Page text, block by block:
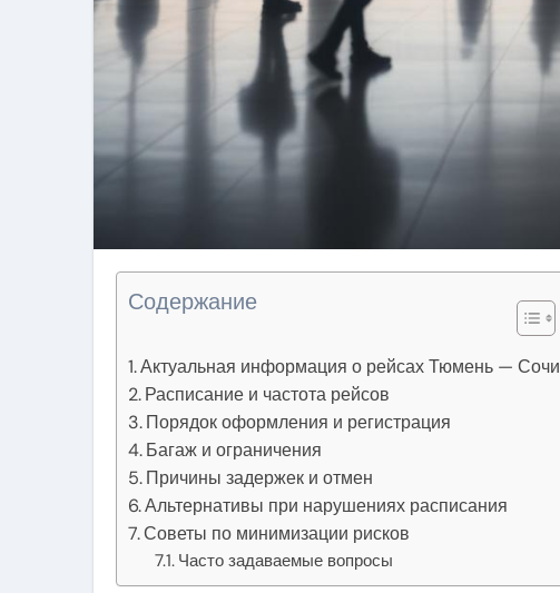
Содержание
Актуальная информация о рейсах Тюмень — Сочи
Расписание и частота рейсов
Порядок оформления и регистрация
Багаж и ограничения
Причины задержек и отмен
Альтернативы при нарушениях расписания
Советы по минимизации рисков
Часто задаваемые вопросы